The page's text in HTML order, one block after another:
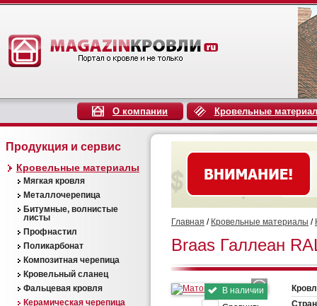
О компании Кровельные
Продукция и сервис
Кровельные материалы
Мягкая кровля
Металлочерепица
Битумные, волнистые
листы
Профнастил
Поликарбонат
Композитная черепица
Кровельный сланец
Фальцевая кровля
Керамическая черепица
Главная / Кровельные материалы /
Braas Галлеан
В наличии